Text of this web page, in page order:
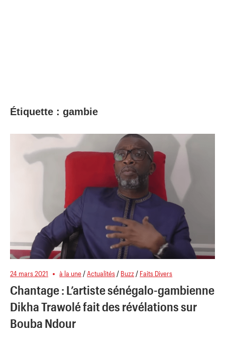
Étiquette : gambie
24 mars 2021 à la une /Actualités / Buzz / Faits Divers
Chantage : L’artiste sénégalo-gambienne
Dikha Trawolé fait des révélations sur
Bouba Ndour